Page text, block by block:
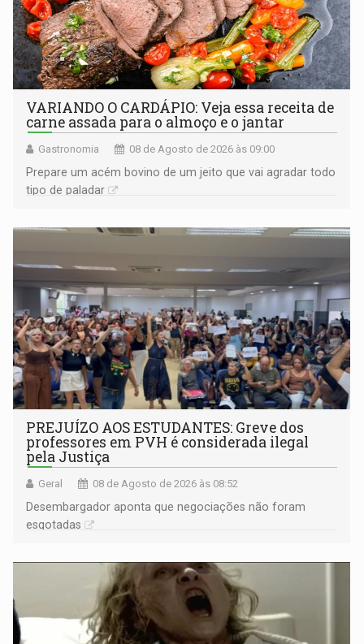
VARIANDO O CARDÁPIO: Veja essa receita de
carne assada para o almoço e o jantar
Gastronomia 08 de Agosto de 2026 às 09:00
Prepare um acém bovino de um jeito que vai agradar todo
tipo de paladar
PREJUÍZO AOS ESTUDANTES: Greve dos
professores em PVH é considerada ilegal
pela Justiça
Geral 08 de Agosto de 2026 às 08:52
Desembargador aponta que negociações não foram
esgotadas